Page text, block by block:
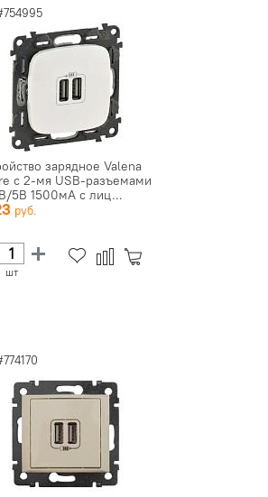
зарядное Valena
с 2-мя USB-разъемами
5В 1500мА с лиц...
шт